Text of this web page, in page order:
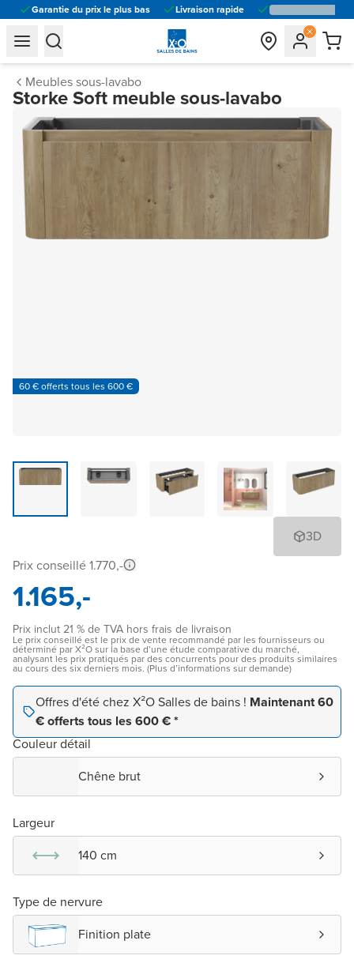
Garantie du prix le plus bas Livraison rapide
general.navigation.toggle_menu.label
general.navigation.toggle_menu.label
Meubles sous-lavabo
Storke Soft meuble sous-lavabo
60 € offerts tous les 600 €
3D
Prix conseillé 1.770,-
1.165,-
Prix inclut 21 % de TVA hors frais de livraison
Le prix conseillé est le prix de vente recommandé par les fournisseurs ou
déterminé par X²O sur la base d’une étude comparative du marché,
analysant les prix pratiqués par des concurrents pour des produits similaires
au cours des six derniers mois. (Plus d’informations sur demande)
Offres d'été chez X²O Salles de bains ! Maintenant 60
€ offerts tous les 600 € *
Couleur détail
Chêne brut
Largeur
140 cm
Type de nervure
Finition plate